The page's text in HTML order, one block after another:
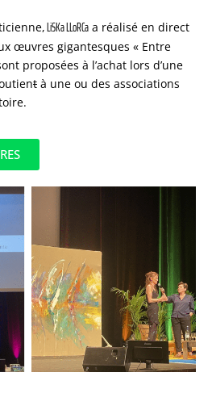
LiSKa LLoRCa a réalisé en direct
œuvres gigantesques « Entre
proposées à l’achat lors d’une
t à une ou des associations